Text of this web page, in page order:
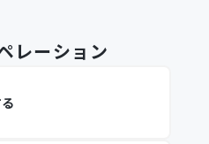
レーション